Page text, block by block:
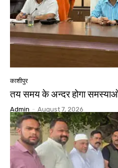
काशीपुर
तय समय के अन्दर होगा समस्याओं
Admin - August 7, 2026